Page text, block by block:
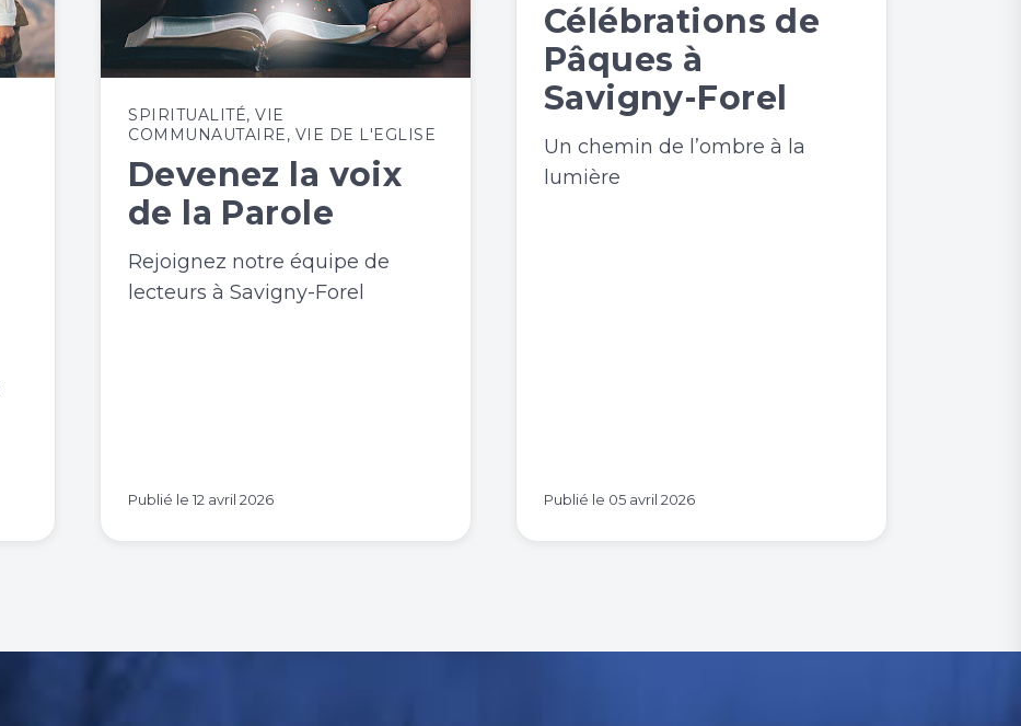
SPIRITUALITÉ, VIE
COMMUNAUTAIRE, VIE DE L'EGLISE
Devenez la voix
de la Parole
Rejoignez notre équipe de
lecteurs à Savigny-Forel
Publié le 12 avril 2026
Célébrations de
Pâques à
Savigny-Forel
Un chemin de l’ombre à la
lumière
Publié le 05 avril 2026